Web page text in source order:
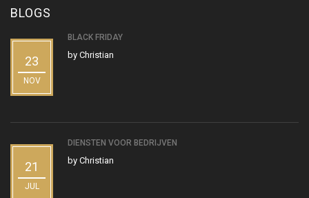
BLOGS
23
NOV
BLACK FRIDAY
by Christian
21
JUL
DIENSTEN VOOR BEDRIJVEN
by Christian